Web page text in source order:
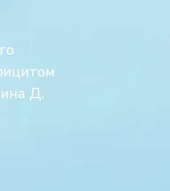
Д.